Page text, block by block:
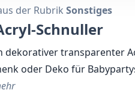
der Rubrik Sonstiges
Schnuller
dekorativer transparenter
oder Deko für